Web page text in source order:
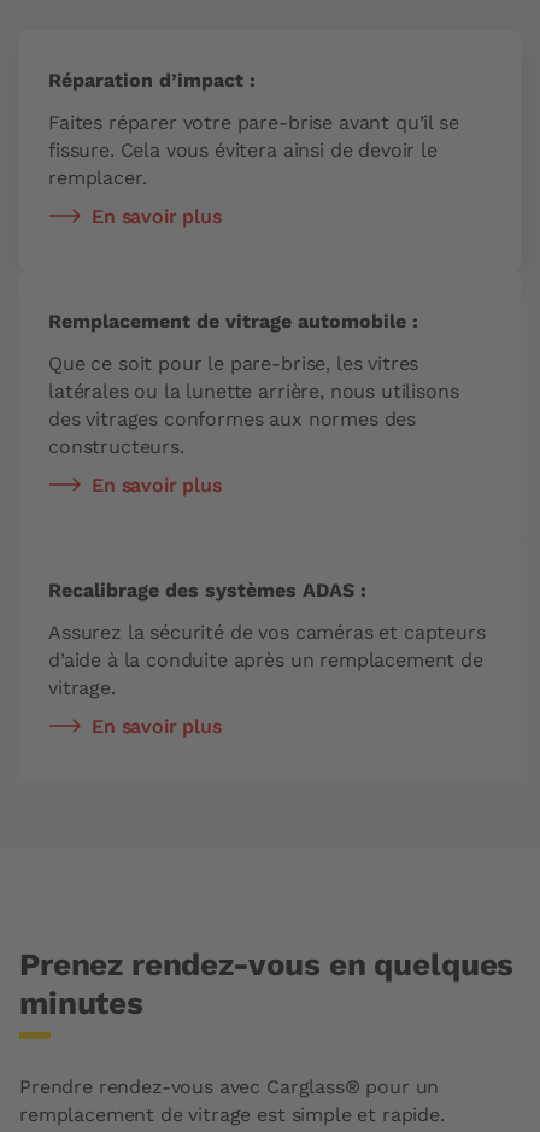
Réparation d’impact :
Faites réparer votre pare-brise avant qu’il se
fissure. Cela vous évitera ainsi de devoir le
remplacer.
En savoir plus
Remplacement de vitrage automobile :
Que ce soit pour le pare-brise, les vitres
latérales ou la lunette arrière, nous utilisons
des vitrages conformes aux normes des
constructeurs.
En savoir plus
Recalibrage des systèmes ADAS :
Assurez la sécurité de vos caméras et capteurs
d’aide à la conduite après un remplacement de
vitrage.
En savoir plus
Prenez rendez-vous en quelques
minutes
Prendre rendez-vous avec Carglass® pour un
remplacement de vitrage est simple et rapide.